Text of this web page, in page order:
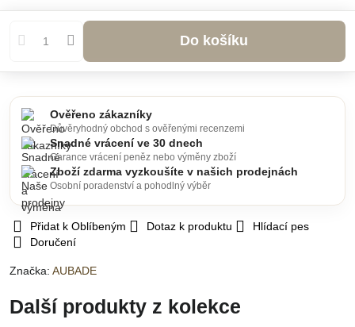
Do košíku
Přidat k Oblíbeným Dotaz k produktu
Hlídací pes
Doručení
Značka: AUBADE
Ověřeno zákazníky
Důvěryhodný obchod s ověřenými recenzemi
Snadné vrácení ve 30 dnech
Garance vrácení peněz nebo výměny zboží
Zboží zdarma vyzkoušíte v našich prodejnách
Osobní poradenství a pohodlný výběr
Další produkty z kolekce